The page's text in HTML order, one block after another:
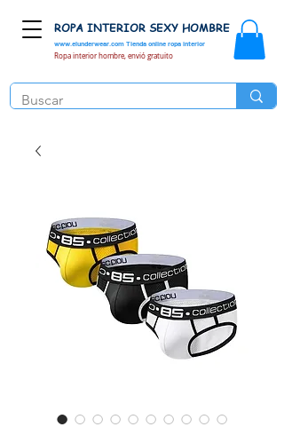
www.elunderwear.com Tienda online ropa interior
ROPA INTERIOR SEXY HOMBRE
Ropa interior hombre, envió gratuito